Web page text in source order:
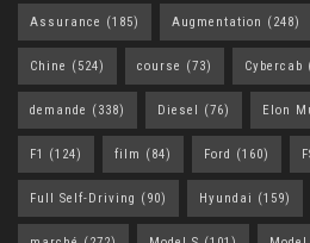
Assurance (185) Augmentation (248)
Chine (524) course (73) Cybercab
demande (338) Diesel (76) Elon
F1 (124) film (84) Ford (160)
Full Self-Driving (90) Hyundai (159)